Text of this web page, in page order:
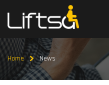
Home News